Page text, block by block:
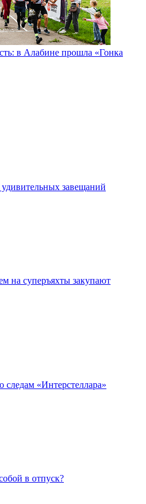
в Алабине прошла «Гонка
завещаний
на суперъяхты закупают
«Интерстеллара»
в отпуск?